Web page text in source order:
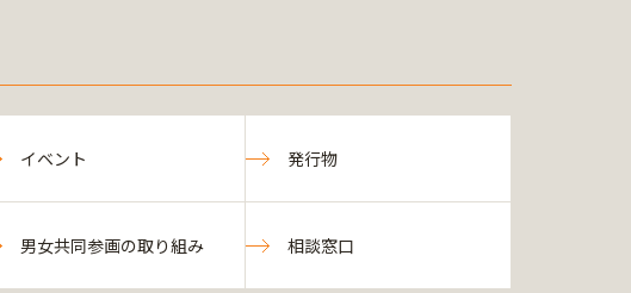
イベント 発行物
男女共同参画の取り組み 相談窓口